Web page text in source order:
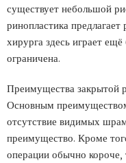
существует небольшой
ринопластика
хирурга здесь играет
ограничена.
Преимущества закрытой
Основным
отсутствие видимых
преимущество. Кроме
операции обычно